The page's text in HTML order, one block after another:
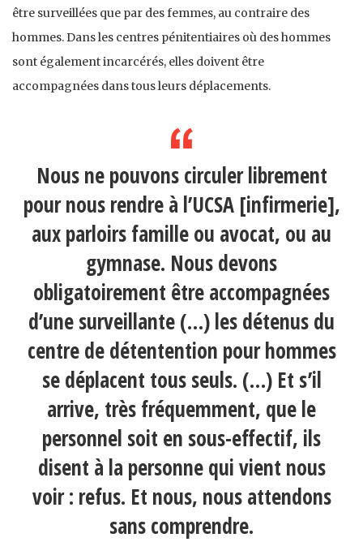
être surveillées que par des femmes, au contraire des
hommes. Dans les centres pénitentiaires où des hommes
sont également incarcérés, elles doivent être
accompagnées dans tous leurs déplacements.
Nous ne pouvons circuler librement
pour nous rendre à l’UCSA [infirmerie],
aux parloirs famille ou avocat, ou au
gymnase. Nous devons
obligatoirement être accompagnées
d’une surveillante (…) les détenus du
centre de détentention pour hommes
se déplacent tous seuls. (…) Et s’il
arrive, très fréquemment, que le
personnel soit en sous-effectif, ils
disent à la personne qui vient nous
voir : refus. Et nous, nous attendons
sans comprendre.